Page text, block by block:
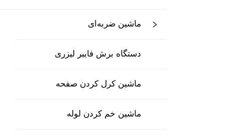
ماشین ضربه‌ای
دستگاه برش فایبر لیزری
ماشین کرل کردن صفحه
ماشین خم کردن لوله